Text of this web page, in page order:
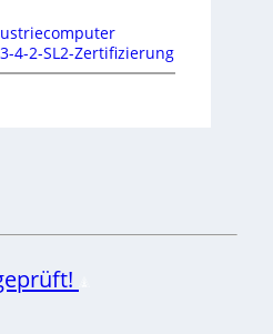
4-2-SL2-Zertifizierung